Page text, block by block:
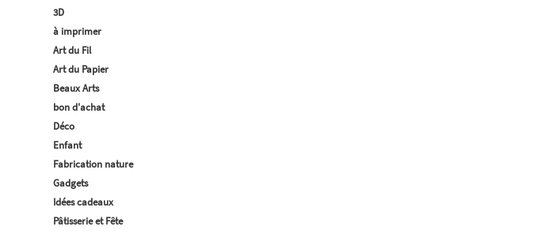
3D
à imprimer
Art du Fil
Art du Papier
Beaux Arts
bon d'achat
Déco
Enfant
Fabrication nature
Gadgets
Idées cadeaux
Pâtisserie et Fête